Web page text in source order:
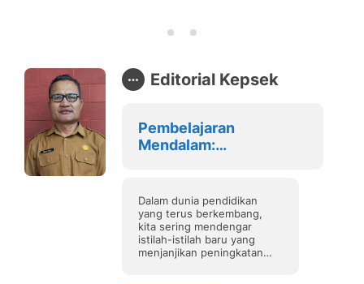
Editorial Kepsek
Pembelajaran
Mendalam:
Lebih Berarti di Sekolah
Dalam dunia pendidikan
yang terus berkembang,
kita sering mendengar
istilah-istilah baru yang
menjanjikan peningkatan